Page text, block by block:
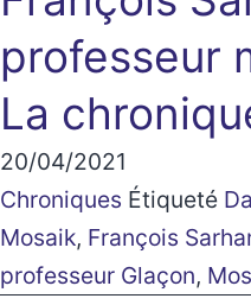
professeur
La
20/04/2021
Chroniques Étiqueté
Mosaik, François
professeur Glaçon,